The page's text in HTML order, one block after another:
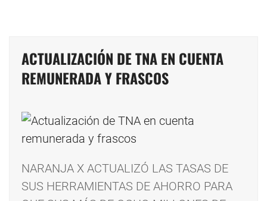
ACTUALIZACIÓN DE TNA EN CUENTA
REMUNERADA Y FRASCOS
NARANJA X ACTUALIZÓ LAS TASAS DE
SUS HERRAMIENTAS DE AHORRO PARA